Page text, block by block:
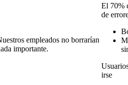
empleados no borrarían
importante.
El 70%
de
irse